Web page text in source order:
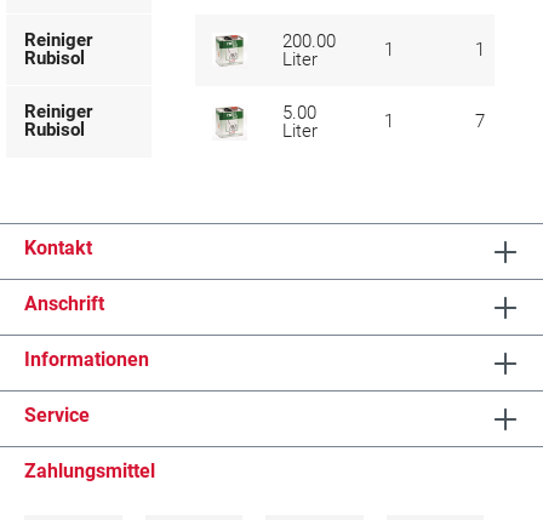
Reiniger
Rubisol
200.00
Liter
1 1
Reiniger
Rubisol
5.00
Liter
1 7
Kontakt
Anschrift
Informationen
Service
Zahlungsmittel